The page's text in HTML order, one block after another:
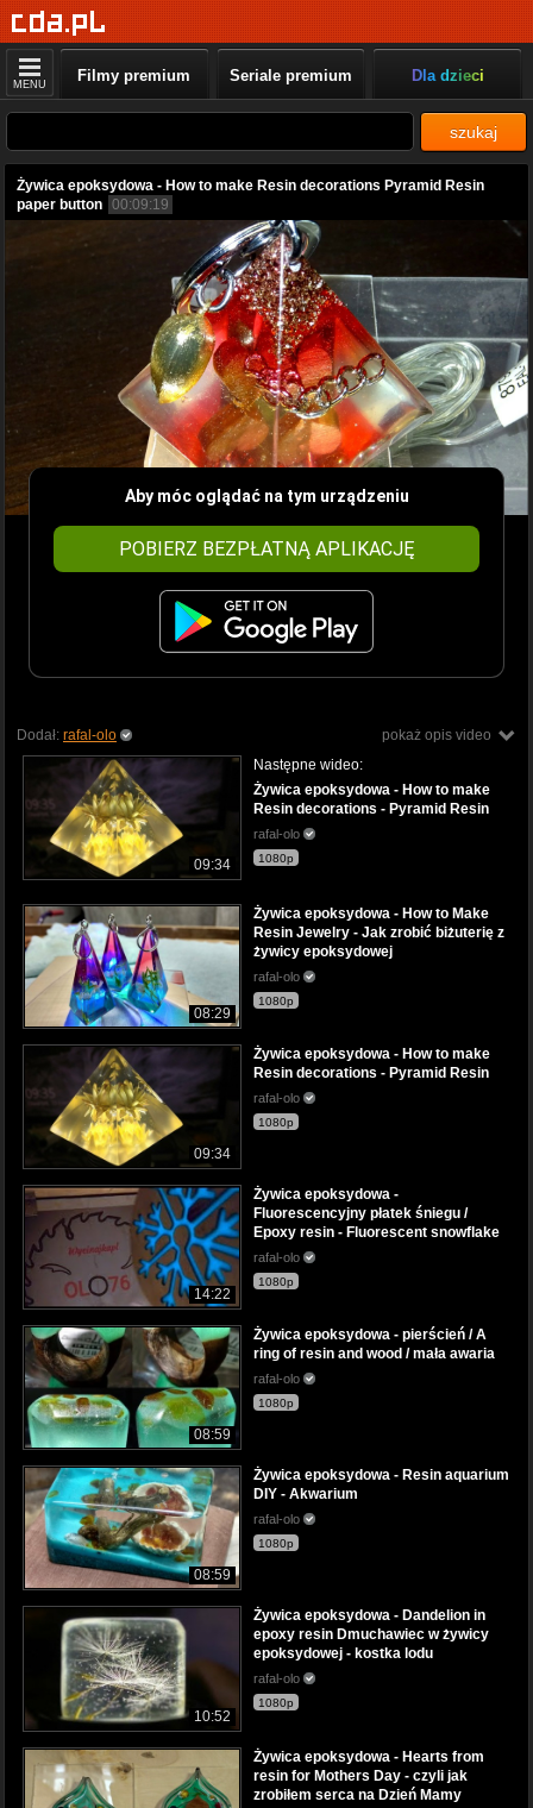
MENU Filmy premium Seriale premium Dla dzieci
szukaj
Żywica epoksydowa - How to make Resin decorations Pyramid Resin
paper button 00:09:19
Aby móc oglądać na tym urządzeniu
POBIERZ BEZPŁATNĄ APLIKACJĘ
pokaż opis video
Dodał: rafal-olo
09:34
Następne wideo:
Żywica epoksydowa - How to make
Resin decorations - Pyramid Resin
rafal-olo
1080p
08:29
Żywica epoksydowa - How to Make
Resin Jewelry - Jak zrobić biżuterię z
żywicy epoksydowej
rafal-olo
1080p
09:34
Żywica epoksydowa - How to make
Resin decorations - Pyramid Resin
rafal-olo
1080p
14:22
Żywica epoksydowa -
Fluorescencyjny płatek śniegu /
Epoxy resin - Fluorescent snowflake
rafal-olo
1080p
08:59
Żywica epoksydowa - pierścień / A
ring of resin and wood / mała awaria
rafal-olo
1080p
08:59
Żywica epoksydowa - Resin aquarium
DIY - Akwarium
rafal-olo
1080p
10:52
Żywica epoksydowa - Dandelion in
epoxy resin Dmuchawiec w żywicy
epoksydowej - kostka lodu
rafal-olo
1080p
Żywica epoksydowa - Hearts from
resin for Mothers Day - czyli jak
zrobiłem serca na Dzień Mamy